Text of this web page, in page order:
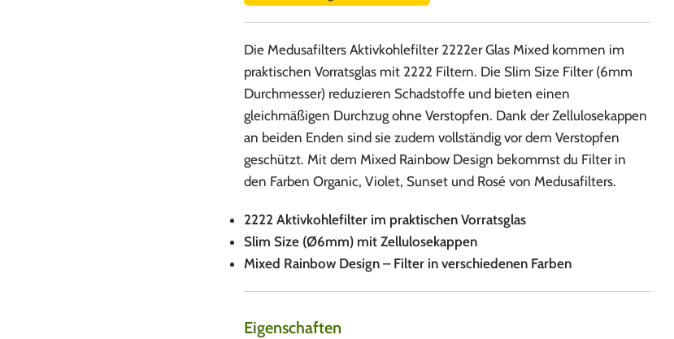
Die Medusafilters Aktivkohlefilter 2222er Glas Mixed kommen im
praktischen Vorratsglas mit 2222 Filtern. Die Slim Size Filter (6mm
Durchmesser) reduzieren Schadstoffe und bieten einen
gleichmäßigen Durchzug ohne Verstopfen. Dank der Zellulosekappen
an beiden Enden sind sie zudem vollständig vor dem Verstopfen
geschützt. Mit dem Mixed Rainbow Design bekommst du Filter in
den Farben Organic, Violet, Sunset und Rosé von Medusafilters.
2222 Aktivkohlefilter im praktischen Vorratsglas
Slim Size (Ø6mm) mit Zellulosekappen
Mixed Rainbow Design – Filter in verschiedenen Farben
Eigenschaften